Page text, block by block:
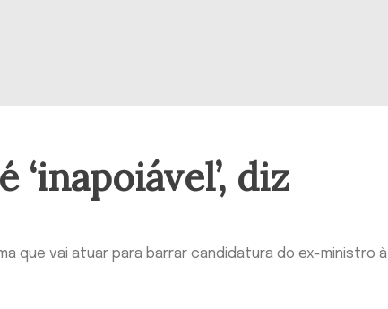
‘inapoiável’, diz
que vai atuar para barrar candidatura do ex-ministro à